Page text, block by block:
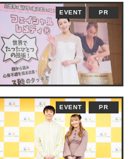
EVENT PR
EVENT PR